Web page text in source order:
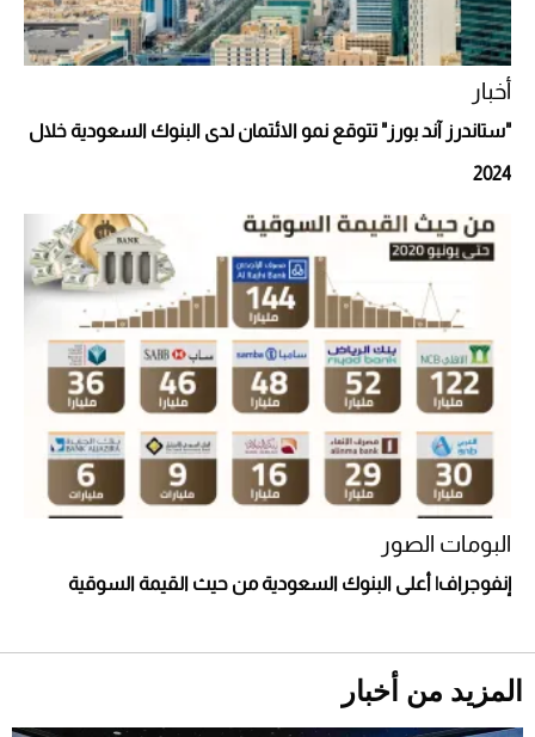
أحذية Mary Jane: ترف وأناقة للرجال
أخبار
"ستاندرز آند بورز" تتوقع نمو الائتمان لدى البنوك السعودية خلال
2024
البومات الصور
إنفوجراف| أعلى البنوك السعودية من حيث القيمة السوقية
المزيد من أخبار